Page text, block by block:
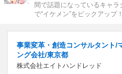
間で話題になっているキャ
で“イケメン”をピックアップ
事業変革・創造コンサルタント/
ング会社/東京都
株式会社エイトハンドレッド